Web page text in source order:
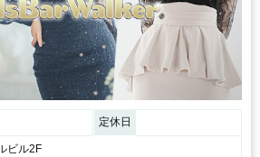
定休日
ビル2F